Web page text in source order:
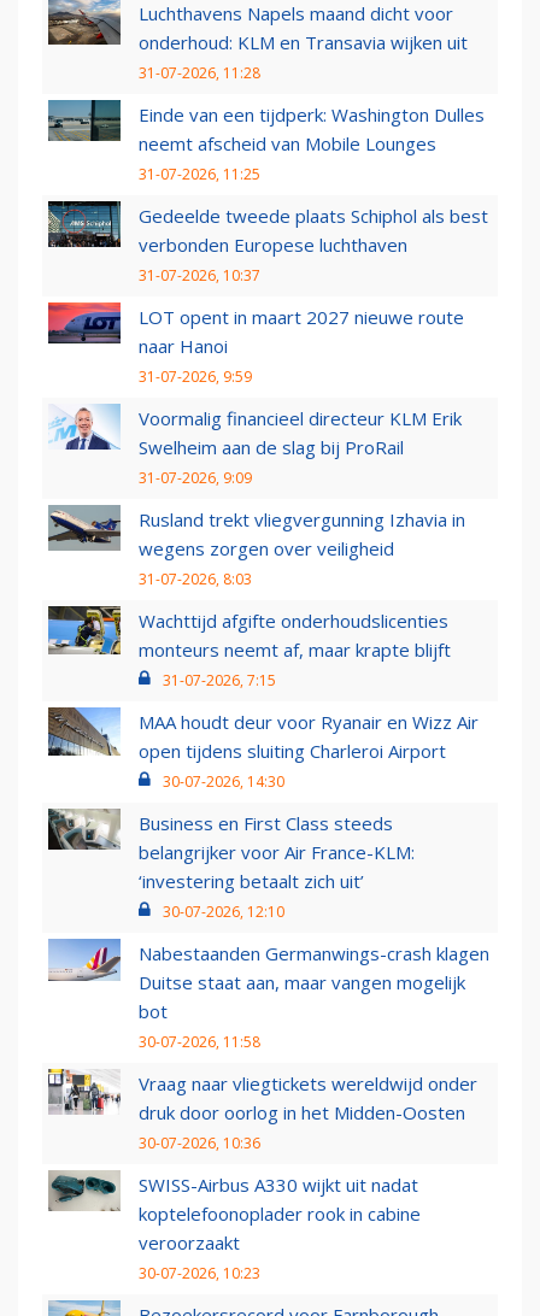
Luchthavens Napels maand dicht voor
onderhoud: KLM en Transavia wijken uit
31-07-2026, 11:28
Einde van een tijdperk: Washington Dulles
neemt afscheid van Mobile Lounges
31-07-2026, 11:25
Gedeelde tweede plaats Schiphol als best
verbonden Europese luchthaven
31-07-2026, 10:37
LOT opent in maart 2027 nieuwe route
naar Hanoi
31-07-2026, 9:59
Voormalig financieel directeur KLM Erik
Swelheim aan de slag bij ProRail
31-07-2026, 9:09
Rusland trekt vliegvergunning Izhavia in
wegens zorgen over veiligheid
31-07-2026, 8:03
Wachttijd afgifte onderhoudslicenties
monteurs neemt af, maar krapte blijft
31-07-2026, 7:15
MAA houdt deur voor Ryanair en Wizz Air
open tijdens sluiting Charleroi Airport
30-07-2026, 14:30
Business en First Class steeds
belangrijker voor Air France-KLM:
‘investering betaalt zich uit’
30-07-2026, 12:10
Nabestaanden Germanwings-crash klagen
Duitse staat aan, maar vangen mogelijk
bot
30-07-2026, 11:58
Vraag naar vliegtickets wereldwijd onder
druk door oorlog in het Midden-Oosten
30-07-2026, 10:36
SWISS-Airbus A330 wijkt uit nadat
koptelefoonoplader rook in cabine
veroorzaakt
30-07-2026, 10:23